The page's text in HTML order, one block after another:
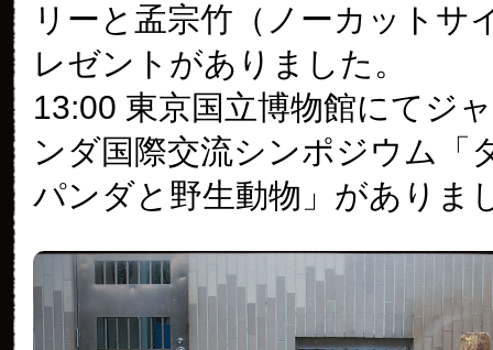
リーと孟宗竹（ノーカットサ
レゼントがありました。
13:00 東京国立博物館にてジ
ンダ国際交流シンポジウム「
パンダと野生動物」がありま